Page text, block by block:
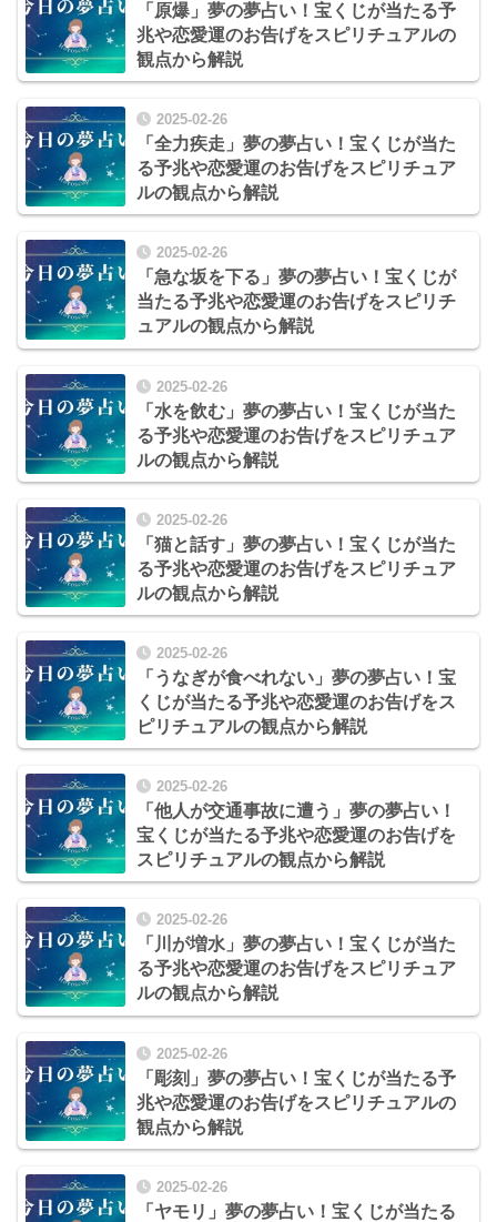
「原爆」夢の夢占い！宝くじが当たる予
兆や恋愛運のお告げをスピリチュアルの
観点から解説
2025-02-26
「全力疾走」夢の夢占い！宝くじが当た
る予兆や恋愛運のお告げをスピリチュア
ルの観点から解説
2025-02-26
「急な坂を下る」夢の夢占い！宝くじが
当たる予兆や恋愛運のお告げをスピリチ
ュアルの観点から解説
2025-02-26
「水を飲む」夢の夢占い！宝くじが当た
る予兆や恋愛運のお告げをスピリチュア
ルの観点から解説
2025-02-26
「猫と話す」夢の夢占い！宝くじが当た
る予兆や恋愛運のお告げをスピリチュア
ルの観点から解説
2025-02-26
「うなぎが食べれない」夢の夢占い！宝
くじが当たる予兆や恋愛運のお告げをス
ピリチュアルの観点から解説
2025-02-26
「他人が交通事故に遭う」夢の夢占い！
宝くじが当たる予兆や恋愛運のお告げを
スピリチュアルの観点から解説
2025-02-26
「川が増水」夢の夢占い！宝くじが当た
る予兆や恋愛運のお告げをスピリチュア
ルの観点から解説
2025-02-26
「彫刻」夢の夢占い！宝くじが当たる予
兆や恋愛運のお告げをスピリチュアルの
観点から解説
2025-02-26
「ヤモリ」夢の夢占い！宝くじが当たる